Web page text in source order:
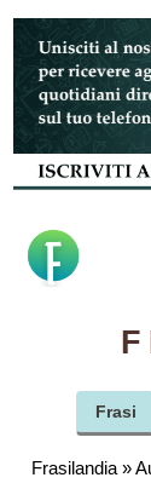
Vai
contenuto
Frasi
Frasilandia »